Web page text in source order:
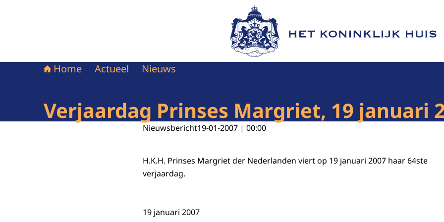
Naar de homepage van Het Koninklijk Huis
Home Actueel Nieuws
Verjaardag Prinses Margriet, 19 januari
Nieuwsbericht19-01-2007 | 00:00
H.K.H. Prinses Margriet der Nederlanden viert op 19 januari 2007 haar 64ste
verjaardag.
19 januari 2007